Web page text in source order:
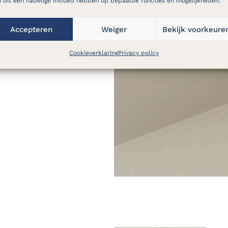
Accepteren Weiger Bekijk
CookieverklaringPrivacy policy